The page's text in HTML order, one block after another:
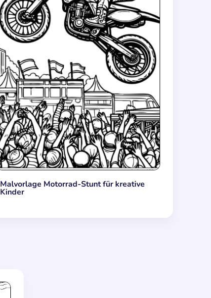
Malvorlage Motorrad-Stunt für kreative
Kinder